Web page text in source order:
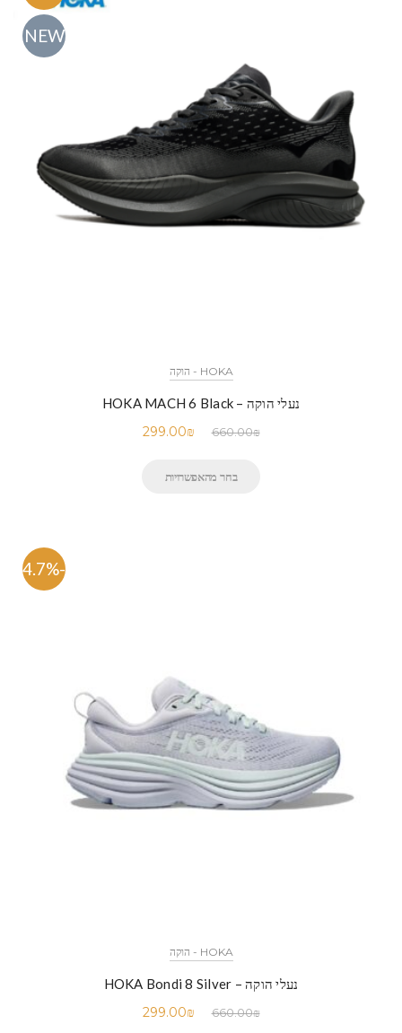
NEW
HOKA - הוקה
נעלי הוקה – HOKA MACH 6 Black
660.00₪
299.00₪
בחר מהאפשרויות
-54.7%
HOKA - הוקה
נעלי הוקה – HOKA Bondi 8 Silver
660.00₪
299.00₪